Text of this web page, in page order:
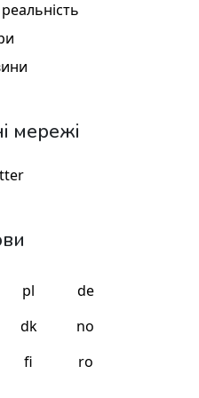
мережі
pl
de
dk
no
fi
ro